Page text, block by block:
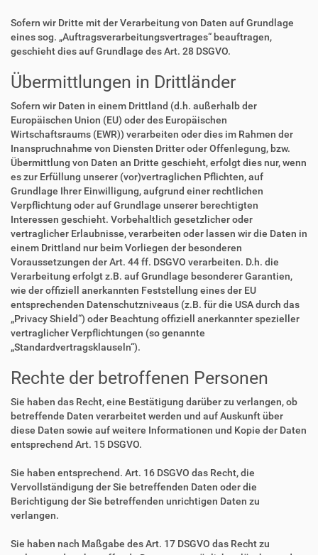
Sofern wir Dritte mit der Verarbeitung von Daten auf Grundlage
eines sog. „Auftragsverarbeitungsvertrages“ beauftragen,
geschieht dies auf Grundlage des Art. 28 DSGVO.
Übermittlungen in Drittländer
Sofern wir Daten in einem Drittland (d.h. außerhalb der
Europäischen Union (EU) oder des Europäischen
Wirtschaftsraums (EWR)) verarbeiten oder dies im Rahmen der
Inanspruchnahme von Diensten Dritter oder Offenlegung, bzw.
Übermittlung von Daten an Dritte geschieht, erfolgt dies nur, wenn
es zur Erfüllung unserer (vor)vertraglichen Pflichten, auf
Grundlage Ihrer Einwilligung, aufgrund einer rechtlichen
Verpflichtung oder auf Grundlage unserer berechtigten
Interessen geschieht. Vorbehaltlich gesetzlicher oder
vertraglicher Erlaubnisse, verarbeiten oder lassen wir die Daten in
einem Drittland nur beim Vorliegen der besonderen
Voraussetzungen der Art. 44 ff. DSGVO verarbeiten. D.h. die
Verarbeitung erfolgt z.B. auf Grundlage besonderer Garantien,
wie der offiziell anerkannten Feststellung eines der EU
entsprechenden Datenschutzniveaus (z.B. für die USA durch das
„Privacy Shield“) oder Beachtung offiziell anerkannter spezieller
vertraglicher Verpflichtungen (so genannte
„Standardvertragsklauseln“).
Rechte der betroffenen Personen
Sie haben das Recht, eine Bestätigung darüber zu verlangen, ob
betreffende Daten verarbeitet werden und auf Auskunft über
diese Daten sowie auf weitere Informationen und Kopie der Daten
entsprechend Art. 15 DSGVO.
Sie haben entsprechend. Art. 16 DSGVO das Recht, die
Vervollständigung der Sie betreffenden Daten oder die
Berichtigung der Sie betreffenden unrichtigen Daten zu
verlangen.
Sie haben nach Maßgabe des Art. 17 DSGVO das Recht zu